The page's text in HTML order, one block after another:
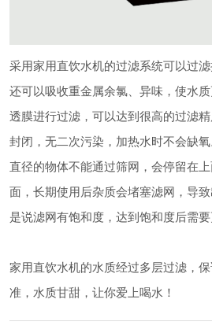
采用家用直饮水机的过滤系统可以过
还可以吸收重金属余氯、异味，使水
透膜进行过滤，可以达到很高的过滤
封闭，无二次污染，加热水时不会缺
直径的物体不能通过筛网，会停留在
面，长期使用后杂质会堵塞滤网，导
是说滤网有饱和度，达到饱和度后需要
家用直饮水机的水质经过多层过滤，
准，水质甘甜，让你爱上喝水！